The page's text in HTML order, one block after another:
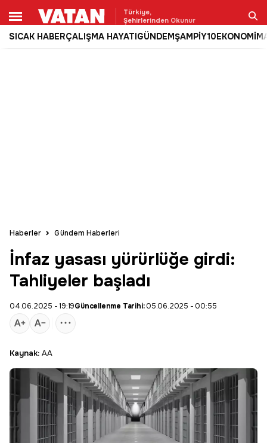
Türkiye,
Şehirlerinden Okunur
SICAK HABERÇALIŞMA HAYATIGÜNDEMŞAMPİY10EKONOMİ
Ara
Haberler Gündem Haberleri
İnfaz yasası yürürlüğe girdi:
Tahliyeler başladı
04.06.2025 - 19:19Güncellenme Tarihi:05.06.2025 - 00:55
Kaynak: AA